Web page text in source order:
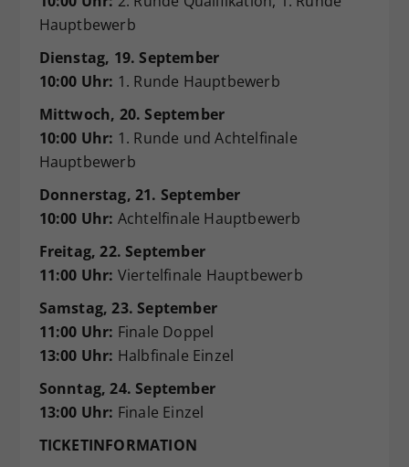
Hauptbewerb
Dienstag, 19. September
10:00 Uhr: 1. Runde Hauptbewerb
Mittwoch, 20. September
10:00 Uhr: 1. Runde und Achtelfinale
Hauptbewerb
Donnerstag, 21. September
10:00 Uhr: Achtelfinale Hauptbewerb
Freitag, 22. September
11:00 Uhr: Viertelfinale Hauptbewerb
Samstag, 23. September
11:00 Uhr: Finale Doppel
13:00 Uhr: Halbfinale Einzel
Sonntag, 24. September
13:00 Uhr: Finale Einzel
TICKETINFORMATION